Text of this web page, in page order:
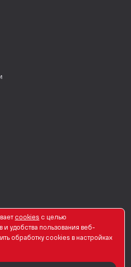
сookies с целью
удобства пользования веб-
обработку сookies в настройках